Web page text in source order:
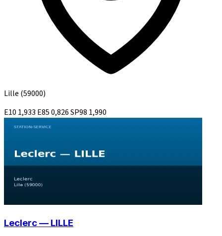
Lille (59000)
E10 1,933 E850,826SP98 1,990
Leclerc — LILLE